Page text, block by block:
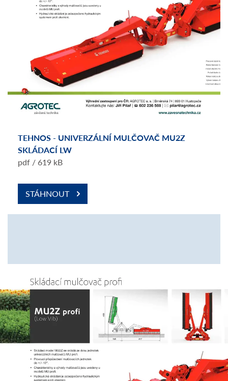
TEHNOS - UNIVERZÁLNÍ MULČOVAČ MU2Z
SKLÁDACÍ LW
pdf / 619 kB
STÁHNOUT